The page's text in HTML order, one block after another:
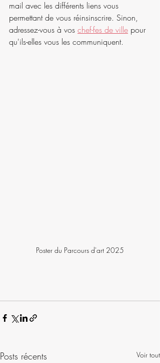
mail avec les différents liens vous
permettant de vous réinsinscrire. Sinon,
adressez-vous à vos chef-fes de ville pour
qu'ils-elles vous les communiquent.
Poster du Parcours d'art 2025
Posts récents Voir tout